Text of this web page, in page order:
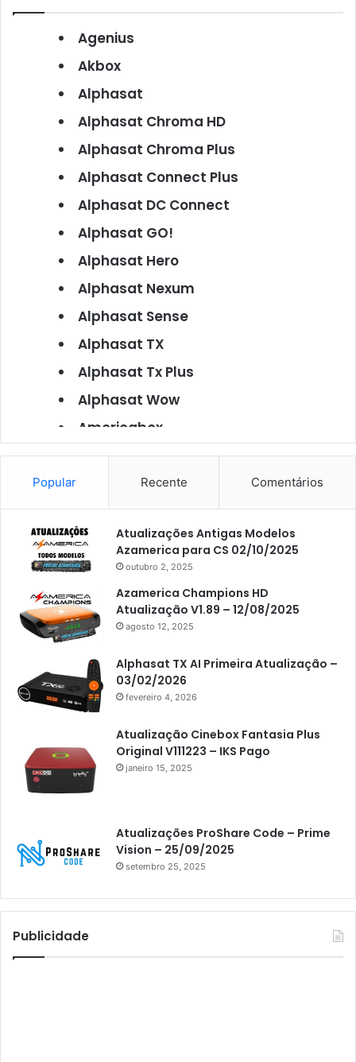
Agenius
Akbox
Alphasat
Alphasat Chroma HD
Alphasat Chroma Plus
Alphasat Connect Plus
Alphasat DC Connect
Alphasat GO!
Alphasat Hero
Alphasat Nexum
Alphasat Sense
Alphasat TX
Alphasat Tx Plus
Alphasat Wow
Americabox
Americabox S101
Americabox S105
Americabox S105 Plus
Americabox S205
Americabox S205 Plus
Americabox S305 Plus
Artcom
Athomics
Athomics Eon
Athomics i3
Athomics i3 Bold
Athomics Inspire Qi
Athomics Inspire Qi Lite
Athomics S3
Athomics T3
Atto
AttoNet
Popular Recente Comentários
Atualizações Antigas Modelos
Azamerica para CS 02/10/2025
outubro 2, 2025
Azamerica Champions HD
Atualização V1.89 – 12/08/2025
agosto 12, 2025
Alphasat TX AI Primeira Atualização –
03/02/2026
fevereiro 4, 2026
Atualização Cinebox Fantasia Plus
Original V111223 – IKS Pago
janeiro 15, 2025
Atualizações ProShare Code – Prime
Vision – 25/09/2025
setembro 25, 2025
Publicidade